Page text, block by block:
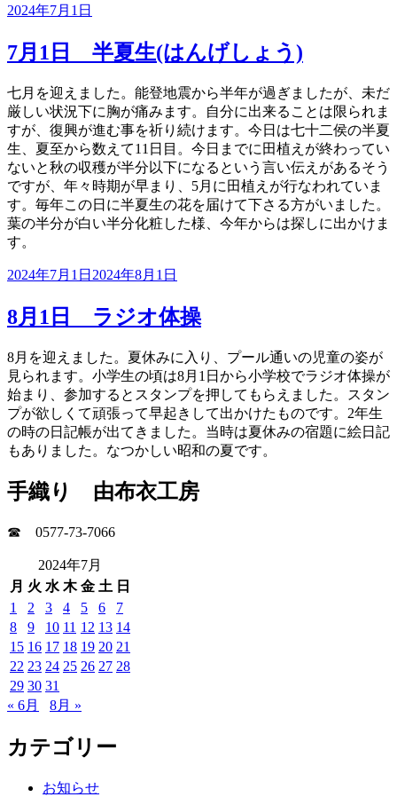
投
日:
2024年7月1日
7月1日 半夏生(はんげしょう)
七月を迎えました。能登地震から半年が過ぎましたが、未だ
厳しい状況下に胸が痛みます。自分に出来ることは限られま
すが、復興が進む事を祈り続けます。今日は七十二侯の半夏
生、夏至から数えて11日目。今日までに田植えが終わってい
ないと秋の収穫が半分以下になるという言い伝えがあるそう
ですが、年々時期が早まり、5月に田植えが行なわれていま
す。毎年この日に半夏生の花を届けて下さる方がいました。
葉の半分が白い半分化粧した様、今年からは探しに出かけま
す。
投
日:
2024年7月1日 2024年8月1日
8月1日 ラジオ体操
8月を迎えました。夏休みに入り、プール通いの児童の姿が
見られます。小学生の頃は8月1日から小学校でラジオ体操が
始まり、参加するとスタンプを押してもらえました。スタン
プが欲しくて頑張って早起きして出かけたものです。2年生
の時の日記帳が出てきました。当時は夏休みの宿題に絵日記
もありました。なつかしい昭和の夏です。
手織り 由布衣工房
☎ 0577-73-7066
2024年7月
月 火 水 木 金 土 日
1
2 3 4 5 6
7
8
9 10 11 12 13 14
15 16 17 18 19 20 21
22 23 24 25 26 27 28
29 30 31
« 6月
8月 »
カテゴリー
お知らせ